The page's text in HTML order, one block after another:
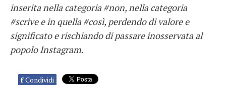
inserita nella categoria #non, nella categoria
#scrive e in quella #così, perdendo di valore e
significato e rischiando di passare inosservata al
popolo Instagram.
f Condividi